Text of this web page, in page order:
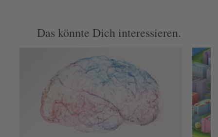
Das könnte Dich interessieren.